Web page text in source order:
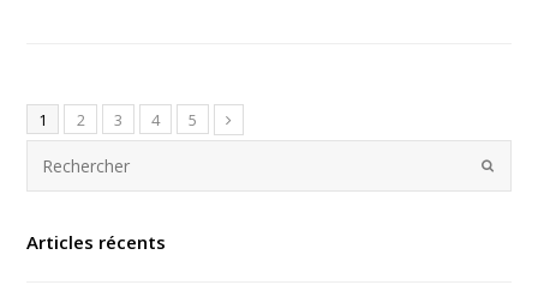
1 2 3 4 5
Articles récents